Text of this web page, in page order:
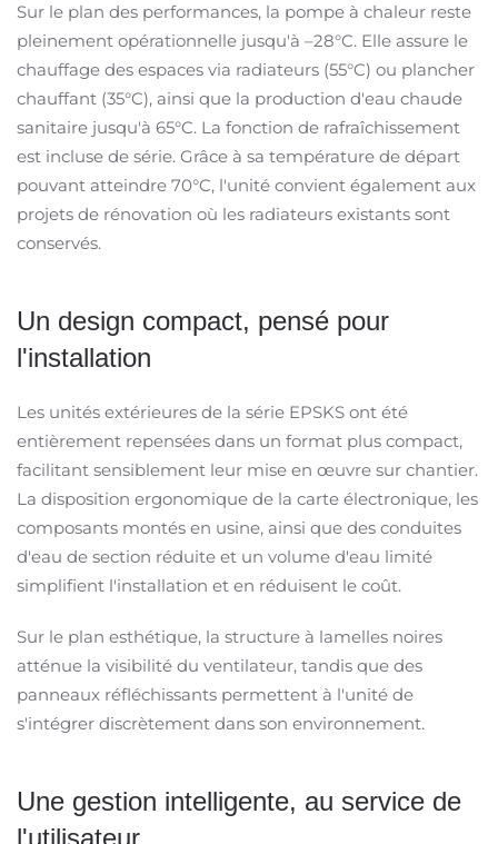
Sur le plan des performances, la pompe à chaleur reste
pleinement opérationnelle jusqu'à –28°C. Elle assure le
chauffage des espaces via radiateurs (55°C) ou plancher
chauffant (35°C), ainsi que la production d'eau chaude
sanitaire jusqu'à 65°C. La fonction de rafraîchissement
est incluse de série. Grâce à sa température de départ
pouvant atteindre 70°C, l'unité convient également aux
projets de rénovation où les radiateurs existants sont
conservés.
Un design compact, pensé pour
l'installation
Les unités extérieures de la série EPSKS ont été
entièrement repensées dans un format plus compact,
facilitant sensiblement leur mise en œuvre sur chantier.
La disposition ergonomique de la carte électronique, les
composants montés en usine, ainsi que des conduites
d'eau de section réduite et un volume d'eau limité
simplifient l'installation et en réduisent le coût.
Sur le plan esthétique, la structure à lamelles noires
atténue la visibilité du ventilateur, tandis que des
panneaux réfléchissants permettent à l'unité de
s'intégrer discrètement dans son environnement.
Une gestion intelligente, au service de